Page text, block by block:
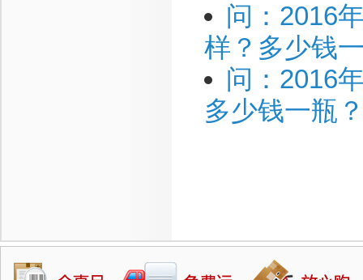
问：2016
样？多少钱
问：2016
多少钱一瓶